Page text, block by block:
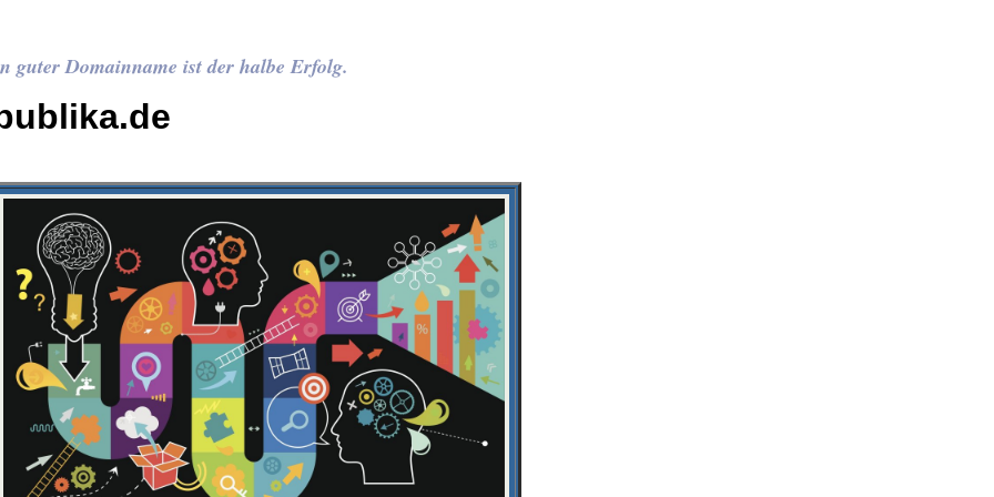
guter Domainname ist der halbe Erfolg.